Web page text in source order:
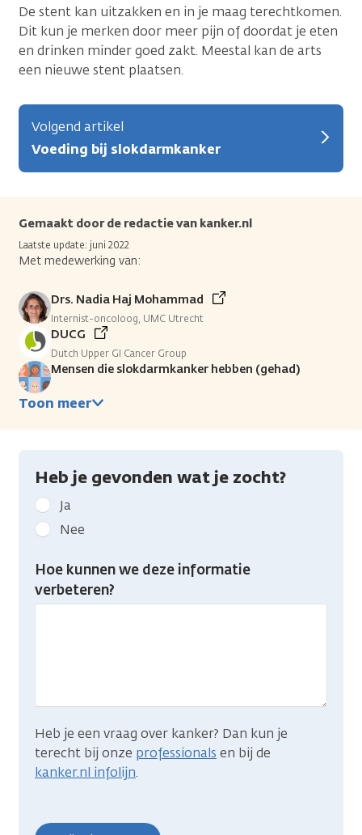
De stent kan uitzakken en in je maag terechtkomen.
Dit kun je merken door meer pijn of doordat je eten
en drinken minder goed zakt. Meestal kan de arts
een nieuwe stent plaatsen.
Volgend artikel
Voeding bij slokdarmkanker
Gemaakt door de redactie van kanker.nl
Laatste update: juni 2022
Met medewerking van:
Drs. Nadia Haj Mohammad
Internist-oncoloog, UMC Utrecht
DUCG
Dutch Upper GI Cancer Group
Mensen die slokdarmkanker hebben (gehad)
Toon meer
Heb je gevonden wat je zocht?
Geef
kanker.nl
feedback:
Heb
gevonden
Ja
Nee
Hoe kunnen we deze informatie
verbeteren?
Heb je een vraag over kanker? Dan kun je
terecht bij onze professionals en bij de
kanker.nl infolijn.